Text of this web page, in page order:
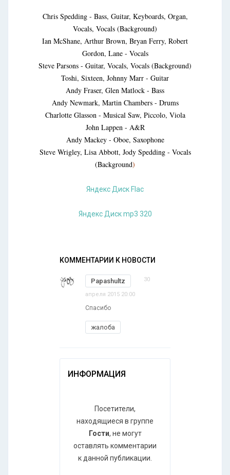
Chris Spedding - Bass, Guitar, Keyboards, Organ,
Vocals, Vocals (Background)
Ian McShane, Arthur Brown, Bryan Ferry, Robert
Gordon, Lane - Vocals
Steve Parsons - Guitar, Vocals, Vocals (Background)
Toshi, Sixteen, Johnny Marr - Guitar
Andy Fraser, Glen Matlock - Bass
Andy Newmark, Martin Chambers - Drums
Charlotte Glasson - Musical Saw, Piccolo, Viola
John Lappen - A&R
Andy Mackey - Oboe, Saxophone
Steve Wrigley, Lisa Abbott, Jody Spedding - Vocals
(Background)
Яндекс Диск Flac
Яндекс Диск mp3 320
КОММЕНТАРИИ К НОВОСТИ
Papashultz 30
апреля 2015 20:00
Спасибо
жалоба
ИНФОРМАЦИЯ
Посетители,
находящиеся в группе
Гости, не могут
оставлять комментарии
к данной публикации.